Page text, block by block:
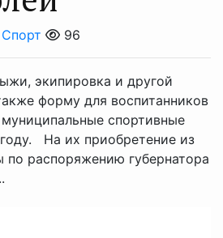
Спорт 96
экипировка и другой
форму для воспитанников
спортивные
На их приобретение из
по распоряжению губернатора